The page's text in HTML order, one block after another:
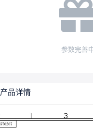
参数完善
产品详情